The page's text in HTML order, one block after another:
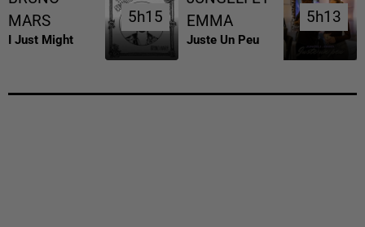
MARS
I Just Might
5h15
5h15
EMMA
Juste Un Peu
5h13
5h13